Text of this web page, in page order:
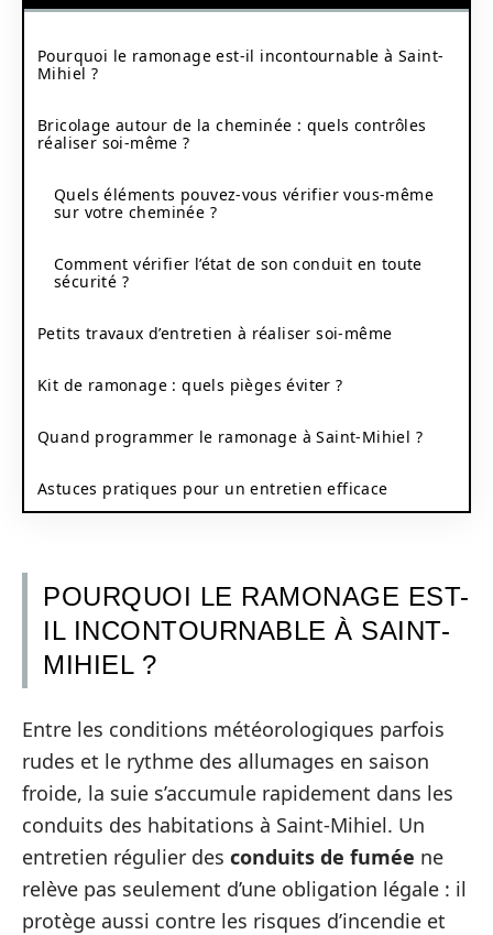
Pourquoi le ramonage est-il incontournable à Saint-
Mihiel ?
Bricolage autour de la cheminée : quels contrôles
réaliser soi-même ?
Quels éléments pouvez-vous vérifier vous-même
sur votre cheminée ?
Comment vérifier l’état de son conduit en toute
sécurité ?
Petits travaux d’entretien à réaliser soi-même
Kit de ramonage : quels pièges éviter ?
Quand programmer le ramonage à Saint-Mihiel ?
Astuces pratiques pour un entretien efficace
POURQUOI LE RAMONAGE EST-
IL INCONTOURNABLE À SAINT-
MIHIEL ?
Entre les conditions météorologiques parfois
rudes et le rythme des allumages en saison
froide, la suie s’accumule rapidement dans les
conduits des habitations à Saint-Mihiel. Un
entretien régulier des conduits de fumée ne
relève pas seulement d’une obligation légale : il
protège aussi contre les risques d’incendie et